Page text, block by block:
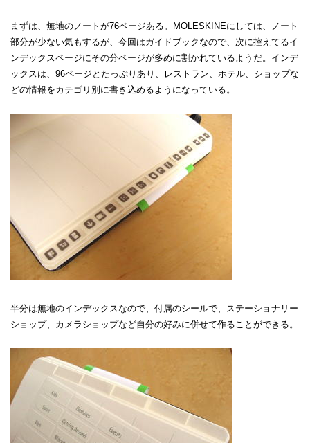
まずは、無地のノートが76ページある。MOLESKINEにしては、ノート
部分が少ない気もするが、今回はガイドブックなので、次に控えてるイ
ンデックスページにその分ページが多めに割かれているようだ。インデ
ックスは、96ページとたっぷりあり、レストラン、ホテル、ショップな
どの情報をカテゴリ別に書き込めるようになっている。
半分は無地のインデックスなので、付属のシールで、ステーショナリー
ショップ、カメラショップなど自分の好みに併せて作ることができる。